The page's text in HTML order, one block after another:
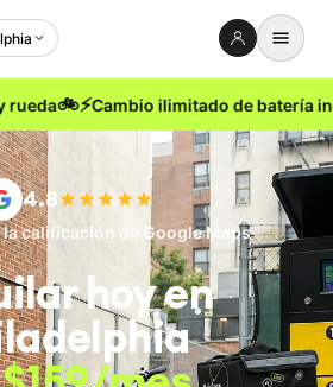
🚲⚡Cambio ilimitado de batería
4.8
la calificación de Google Maps
hoyen